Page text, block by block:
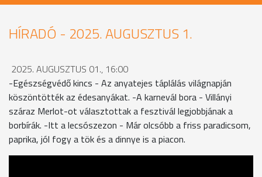
HÍRADÓ - 2025. AUGUSZTUS 1.
2025. AUGUSZTUS 01., 16:00
-Egészségvédő kincs - Az anyatejes táplálás világnapján
köszöntötték az édesanyákat. -A karnevál bora - Villányi
száraz Merlot-ot választottak a fesztivál legjobbjának a
borbírák. -Itt a lecsószezon - Már olcsóbb a friss paradicsom,
paprika, jól fogy a tök és a dinnye is a piacon.